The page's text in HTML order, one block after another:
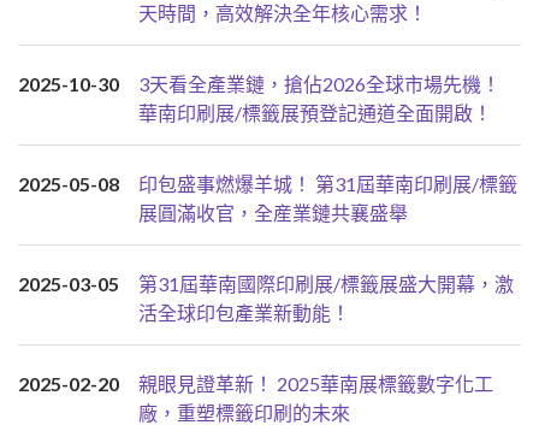
天時間，高效解決全年核心需求！
2025-10-30
3天看全產業鏈，搶佔2026全球市場先機！
華南印刷展/標籤展預登記通道全面開啟！
2025-05-08
印包盛事燃爆羊城！ 第31屆華南印刷展/標籤
展圓滿收官，全産業鏈共襄盛舉
2025-03-05
第31屆華南國際印刷展/標籤展盛大開幕，激
活全球印包產業新動能！
2025-02-20
親眼見證革新！ 2025華南展標籤數字化工
廠，重塑標籤印刷的未來